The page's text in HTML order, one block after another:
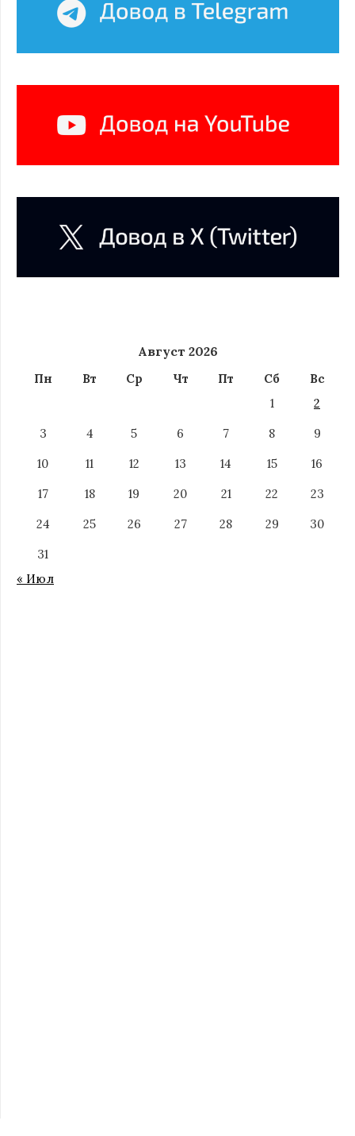
Август 2026
Пн Вт Ср Чт Пт Сб
Вс
1
2
3
4 5 6 7 8
9
10
11 12 13 14 15
16
17
18 19 20 21 22
23
24
25 26 27 28 29
30
31
« Июл